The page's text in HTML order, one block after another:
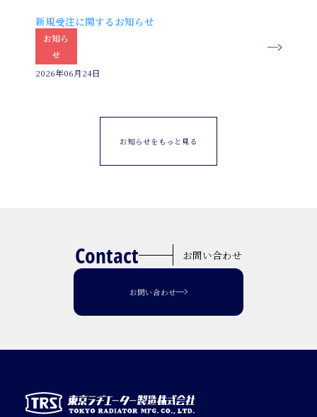
2026年06月24日
お知ら
せ
新規受注に関するお知らせ
お知らせをもっと見る
Contact お問い合わせ
お問い合わせ